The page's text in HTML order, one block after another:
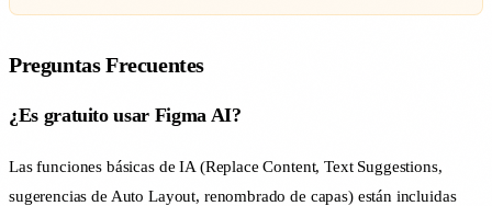
Preguntas Frecuentes
¿Es gratuito usar Figma AI?
Las funciones básicas de IA (Replace Content, Text Suggestions,
sugerencias de Auto Layout, renombrado de capas) están incluidas